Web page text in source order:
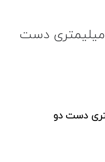
اپل واچ سری 1 | 38 میلیمتری دست